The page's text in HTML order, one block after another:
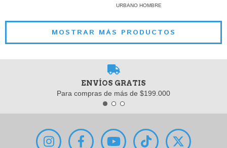
URBANO HOMBRE
MOSTRAR MÁS PRODUCTOS
ENVÍOS GRATIS
Para compras de más de $199.000